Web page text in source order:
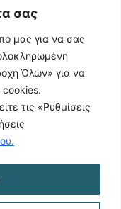
σας
μας για να σας
Όλων» για να
τις «Ρυθμίσεις
242044
Δημήτριος